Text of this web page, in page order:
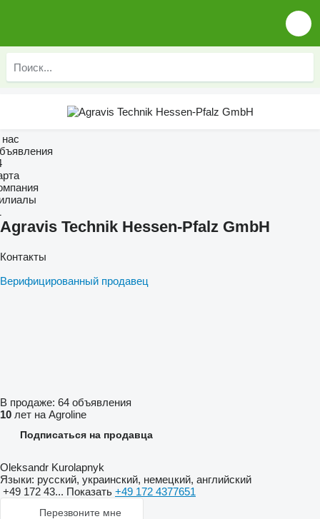
Agravis Technik Hessen-Pfalz GmbH
Контакты
Верифицированный продавец
В продаже: 64 объявления
10 лет на Agroline
Подписаться на продавца
Oleksandr Kurolapnyk
Языки: русский, украинский, немецкий, английский
+49 172 43... Показать +49 172 4377651
Перезвоните мне